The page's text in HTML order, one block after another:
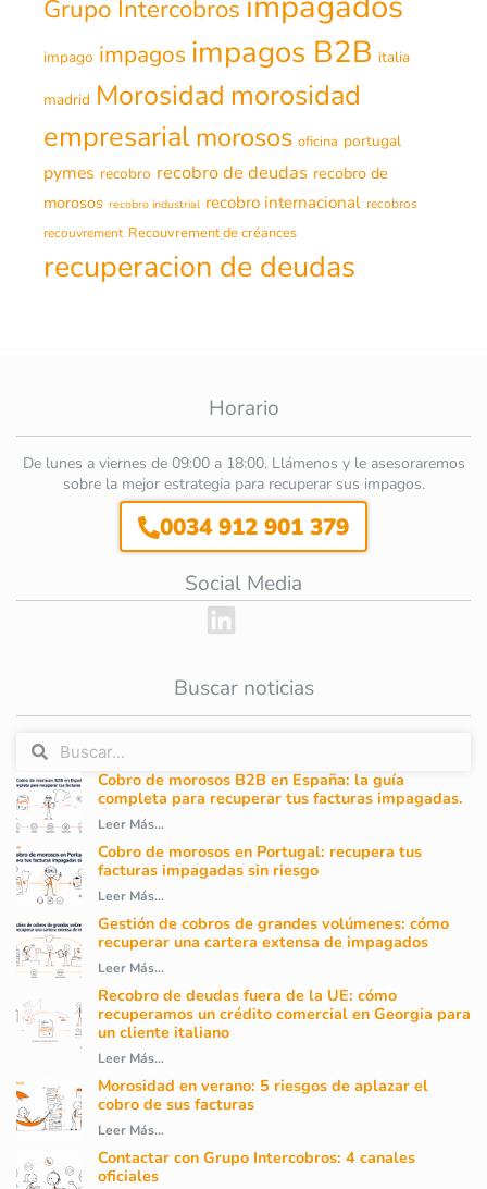
Grupo Intercobros
impago impagos impagos B2B italia
madrid Morosidad morosidad
empresarialmorosos oficina portugal
pymes recobro recobro de deudas recobro de
morosos recobro industrial recobro internacional recobros
recouvrement Recouvrement de créances
recuperacion de deudas
Horario
De lunes a viernes de 09:00 a 18:00. Llámenos y le asesoraremos
sobre la mejor estrategia para recuperar sus impagos.
0034 912 901 379
Social Media
Buscar noticias
Cobro de morosos B2B en España: la guía
completa para recuperar tus facturas impagadas.
Leer Más...
Cobro de morosos en Portugal: recupera tus
facturas impagadas sin riesgo
Leer Más...
Gestión de cobros de grandes volúmenes: cómo
recuperar una cartera extensa de impagados
Leer Más...
Recobro de deudas fuera de la UE: cómo
recuperamos un crédito comercial en Georgia para
un cliente italiano
Leer Más...
Morosidad en verano: 5 riesgos de aplazar el
cobro de sus facturas
Leer Más...
Contactar con Grupo Intercobros: 4 canales
oficiales